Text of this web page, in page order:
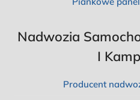
Nadwozia
I
Producent